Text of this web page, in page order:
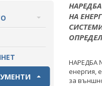
НА
НАРЕДБА
енергия,
за